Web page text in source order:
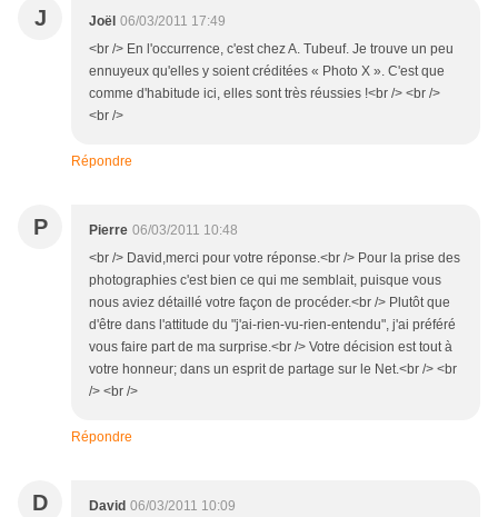
J Joël 06/03/2011 17:49
<br /> En l'occurrence, c'est chez A. Tubeuf. Je trouve un peu
ennuyeux qu'elles y soient créditées « Photo X ». C'est que
comme d'habitude ici, elles sont très réussies !<br /> <br />
<br />
Répondre
P Pierre 06/03/2011 10:48
<br /> David,merci pour votre réponse.<br /> Pour la prise des
photographies c'est bien ce qui me semblait, puisque vous
nous aviez détaillé votre façon de procéder.<br /> Plutôt que
d'être dans l'attitude du "j'ai-rien-vu-rien-entendu", j'ai préféré
vous faire part de ma surprise.<br /> Votre décision est tout à
votre honneur; dans un esprit de partage sur le Net.<br /> <br
/> <br />
Répondre
D David 06/03/2011 10:09